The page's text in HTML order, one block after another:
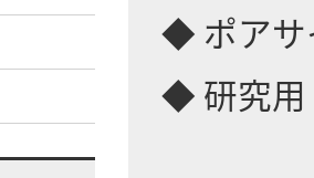
◆ ポアサ
◆ 研究用